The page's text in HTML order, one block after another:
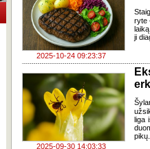
2025-10-24 09:23:37
ryte
ji
2025-09-30 14:03:33
liga
pikų.